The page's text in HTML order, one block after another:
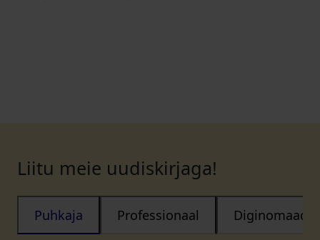
Liitu meie uudiskirjaga!
Puhkaja Professionaal Diginomaad